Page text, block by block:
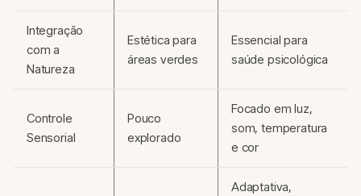
Integração
com a
Natureza
Estética para
áreas verdes
Essencial para
saúde psicológica
Controle
Sensorial
Pouco
explorado
Focado em luz,
som, temperatura
e cor
Adaptativa,